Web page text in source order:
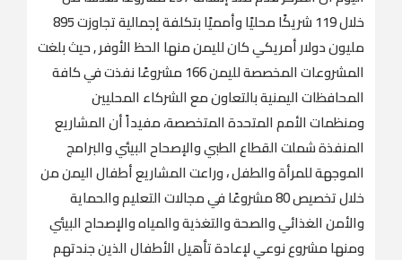
خلال 119 شريكًا محليًا وأمميًا بتكلفة إجمالية تجاوزت 895
مليون دولار أمريكي كان لليمن منها الحظ الأوفر , حيث بلغت
المشروعات المخصصة لليمن 166 مشروعًا نفذت في كافة
المحافظات اليمنية بالتعاون مع الشركاء المحليين
ومنظمات الأمم المتحدة المتخصصة، مفيداً أن المشاريع
المنفذة شملت القطاع الطبي والإصحاح البيئي والبرامج
الموجهة للمرأة والطفل ، وراعت المشاريع أطفال اليمن من
خلال تخصيص 80 مشروعًا في مجالات التعليم والحماية
والأمن الغذائي والصحة والتغذية والمياه والإصحاح البيئي
ومنها مشروع نوعي لإعادة تأهيل الأطفال الذين جندتهم